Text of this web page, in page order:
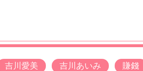
吉川愛美 吉川あいみ 賺錢